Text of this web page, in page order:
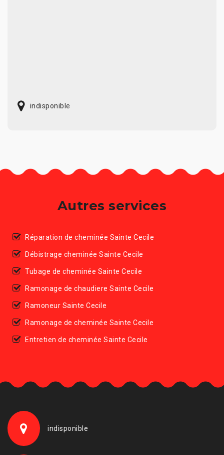
indisponible
Autres services
Réparation de cheminée Sainte Cecile
Débistrage cheminée Sainte Cecile
Tubage de cheminée Sainte Cecile
Ramonage de chaudiere Sainte Cecile
Ramoneur Sainte Cecile
Ramonage de cheminée Sainte Cecile
Entretien de cheminée Sainte Cecile
indisponible